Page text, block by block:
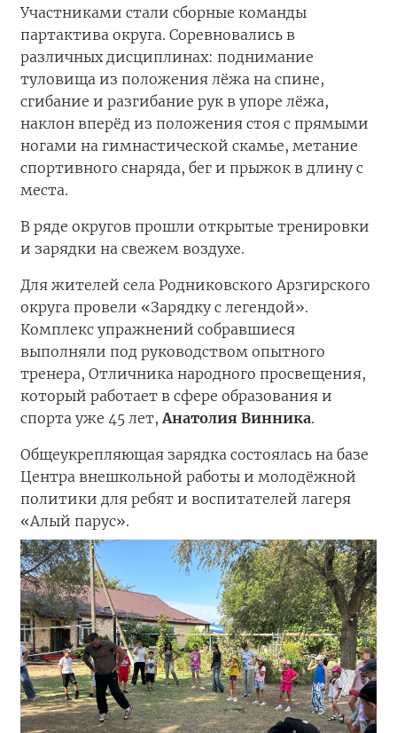
Участниками стали сборные команды
партактива округа. Соревновались в
различных дисциплинах: поднимание
туловища из положения лёжа на спине,
сгибание и разгибание рук в упоре лёжа,
наклон вперёд из положения стоя с прямыми
ногами на гимнастической скамье, метание
спортивного снаряда, бег и прыжок в длину с
места.
В ряде округов прошли открытые тренировки
и зарядки на свежем воздухе.
Для жителей села Родниковского Арзгирского
округа провели «Зарядку с легендой».
Комплекс упражнений собравшиеся
выполняли под руководством опытного
тренера, Отличника народного просвещения,
который работает в сфере образования и
спорта уже 45 лет, Анатолия Винника.
Общеукрепляющая зарядка состоялась на базе
Центра внешкольной работы и молодёжной
политики для ребят и воспитателей лагеря
«Алый парус».